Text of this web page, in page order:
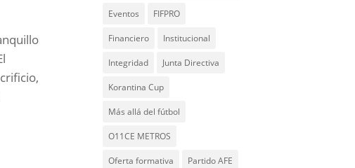
Eventos FIFPRO
Financiero Institucional
Integridad Junta Directiva
Korantina Cup
Más allá del fútbol
O11CE METROS
Oferta formativa Partido AFE